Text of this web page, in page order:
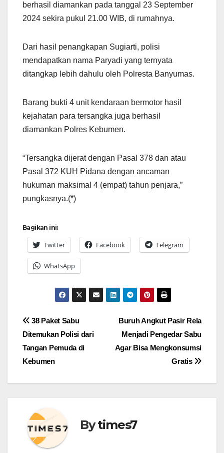
berhasil diamankan pada tanggal 23 September
2024 sekira pukul 21.00 WIB, di rumahnya.
Dari hasil penangkapan Sugiarti, polisi
mendapatkan nama Paryadi yang ternyata
ditangkap lebih dahulu oleh Polresta Banyumas.
Barang bukti 4 unit kendaraan bermotor hasil
kejahatan para tersangka juga berhasil
diamankan Polres Kebumen.
“Tersangka dijerat dengan Pasal 378 dan atau
Pasal 372 KUH Pidana dengan ancaman
hukuman maksimal 4 (empat) tahun penjara,”
pungkasnya.(*)
Bagikan ini:
Twitter Facebook Telegram
WhatsApp
Navigasi
pos
Buruh Angkut Pasir Rela
Menjadi Pengedar Sabu
Agar Bisa Mengkonsumsi
Gratis
38 Paket Sabu
Ditemukan Polisi dari
Tangan Pemuda di
Kebumen
Bytimes7